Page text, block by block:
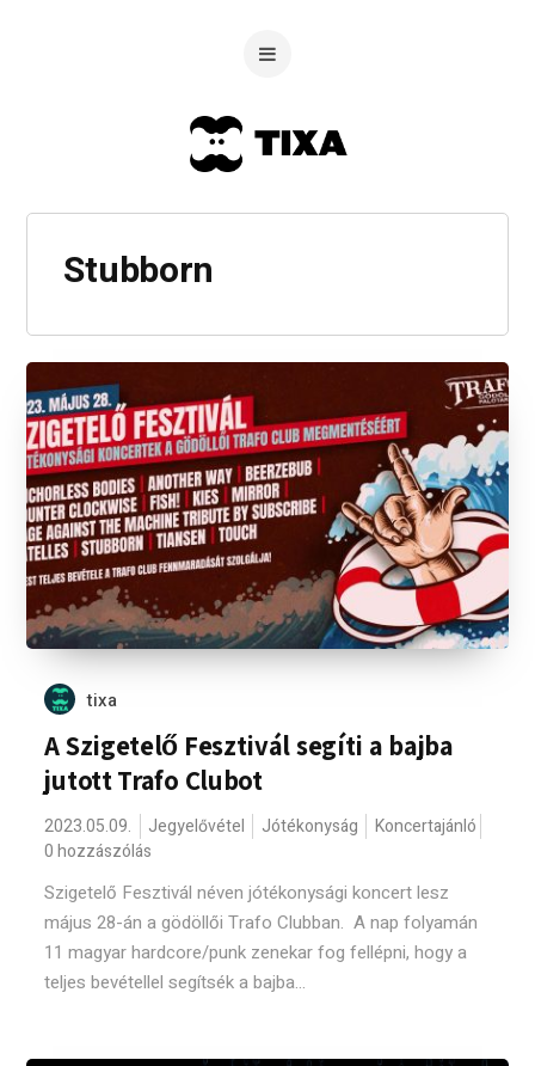
Stubborn
tixa
A Szigetelő Fesztivál segíti a bajba
jutott Trafo Clubot
2023.05.09. Jegyelővétel Jótékonyság
Koncertajánló
0 hozzászólás
Szigetelő Fesztivál néven jótékonysági koncert lesz
május 28-án a gödöllői Trafo Clubban. A nap folyamán
11 magyar hardcore/punk zenekar fog fellépni, hogy a
teljes bevétellel segítsék a bajba...